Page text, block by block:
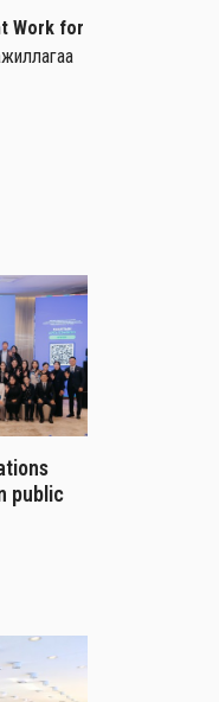
Work for
public